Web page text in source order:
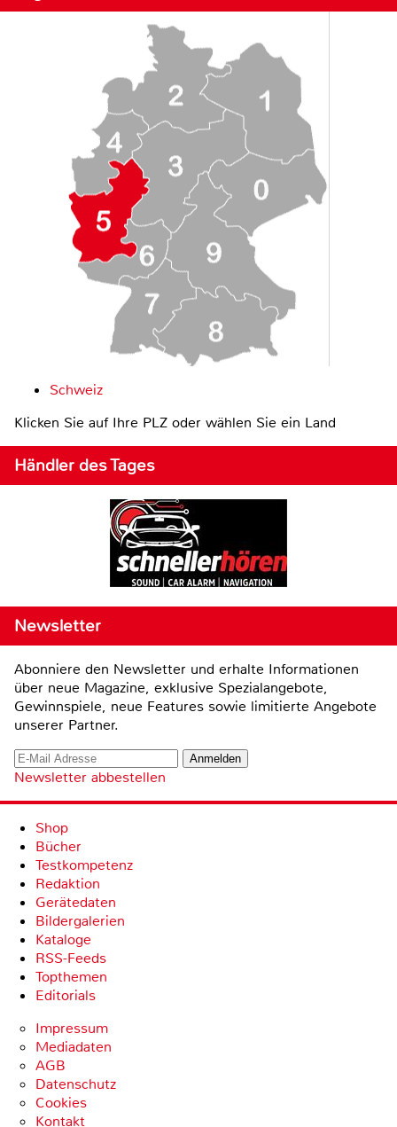
Schweiz
Klicken Sie auf Ihre PLZ oder wählen Sie ein Land
Händler des Tages
Newsletter
Abonniere den Newsletter und erhalte Informationen
über neue Magazine, exklusive Spezialangebote,
Gewinnspiele, neue Features sowie limitierte Angebote
unserer Partner.
Newsletter abbestellen
Shop
Bücher
Testkompetenz
Redaktion
Gerätedaten
Bildergalerien
Kataloge
RSS-Feeds
Topthemen
Editorials
Impressum
Mediadaten
AGB
Datenschutz
Cookies
Kontakt